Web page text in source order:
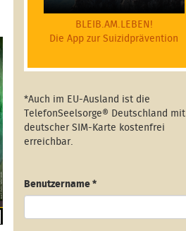
BLEIB.AM.LEBEN!
Die App zur Suizidprävention
*Auch im EU-Ausland ist die
TelefonSeelsorge® Deutschland mit
deutscher SIM-Karte kostenfrei
erreichbar.
Benutzername *